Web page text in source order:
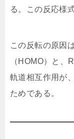
る。この反応様
この反転の原因
（HOMO）と、
軌道相互作用が
ためである。